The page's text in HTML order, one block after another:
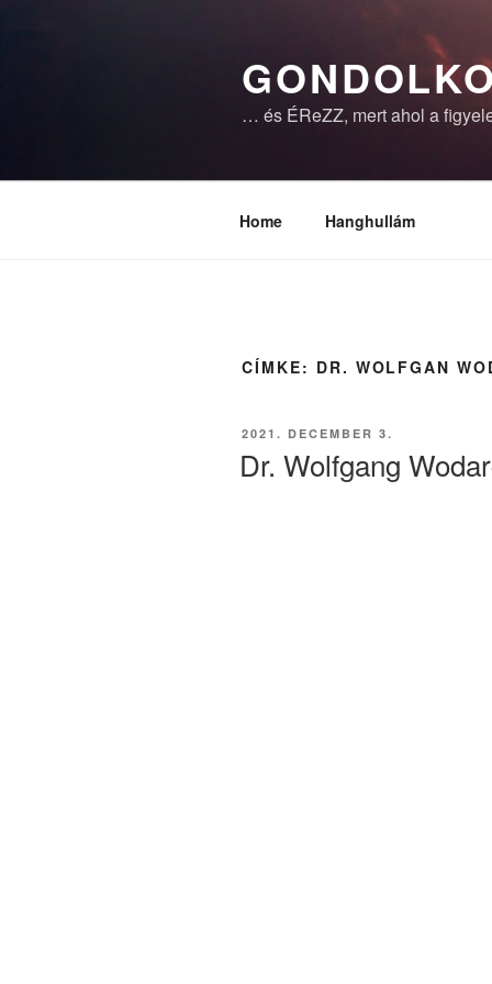
… és ÉReZZ, mert ahol a
Home Hanghullám
CÍMKE: DR. WOLFGAN
BEKÜLDVE:
2021. DECEMBER 3.
Dr. Wolfgang